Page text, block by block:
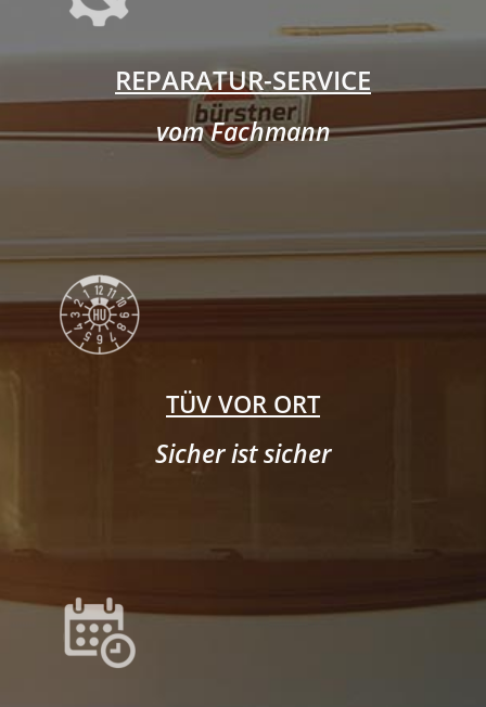
REPARATUR-SERVICE
vom Fachmann
TÜV VOR ORT
Sicher ist sicher